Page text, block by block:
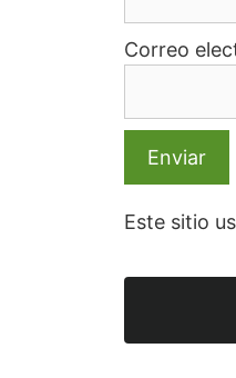
Correo
Este sitio